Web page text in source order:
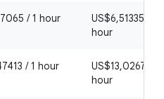
/ 1 hour
US$6,5133585 /
hour
/ 1 hour
US$13,026717 /
hour